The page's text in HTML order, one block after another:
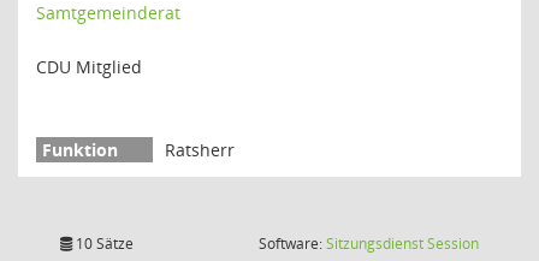
Samtgemeinderat
CDU Mitglied
Ratsherr
10 Sätze Software:SitzungsdienstSession(Wird in